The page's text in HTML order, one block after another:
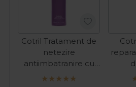
Cotril Tratament de
netezire
antiimbatranire cu
acid hialuronic